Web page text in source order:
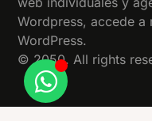
Wordpress, accede
WordPress.
© 2050. All rights